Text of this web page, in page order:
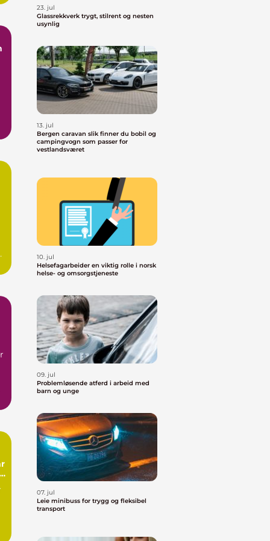
23. jul
Glassrekkverk trygt, stilrent og nesten
usynlig
13. jul
Bergen caravan slik finner du bobil og
campingvogn som passer for
vestlandsværet
10. jul
Helsefagarbeider en viktig rolle i norsk
helse- og omsorgstjeneste
09. jul
Problemløsende atferd i arbeid med
barn og unge
07. jul
Leie minibuss for trygg og fleksibel
transport